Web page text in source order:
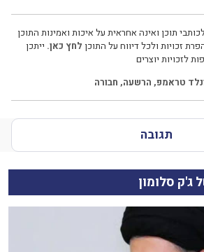
תוכן ואינה אחראית על איכות ואמינות התוכן
זכויות ולכל דיווח על התוכן לחץ כאן. ייתכן
לזכויות יוצרים
טראמפ, הרשעה, חבורה
תגובה
ג'ק סלומון